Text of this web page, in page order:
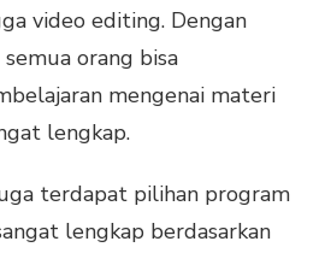
video editing. Dengan
orang bisa
mengenai materi
lengkap.
terdapat pilihan program
lengkap berdasarkan